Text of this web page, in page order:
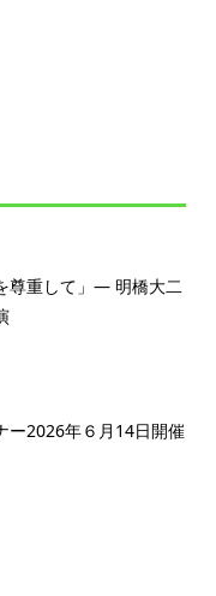
尊重して」— 明橋大二
ー2026年６月14日開催